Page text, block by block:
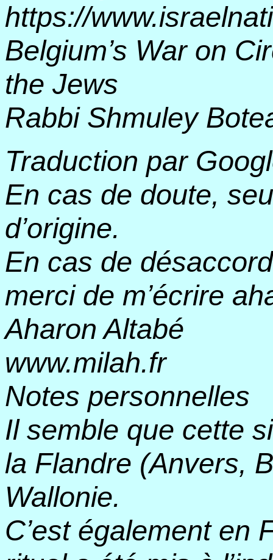
https://
Belgium’s War on
the Jews
Rabbi Shmuley
Traduction par
En cas de doute,
d’origine.
En cas de
merci de m’écrire
Aharon Altabé
www.milah.fr
Notes personnelles
Il semble que cette
la Flandre (Anvers,
Wallonie.
C’est également en